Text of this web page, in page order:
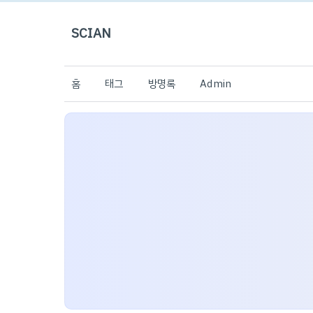
SCIAN
홈 태그 방명록 Admin